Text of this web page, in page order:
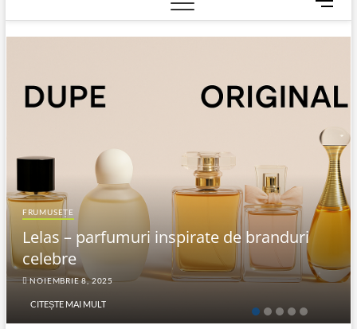
e
n
u
t
o
FRUMUSEȚE
Lelas – parfumuri inspirate de branduri
celebre
NOIEMBRIE 8, 2025
CITEȘTE MAI MULT